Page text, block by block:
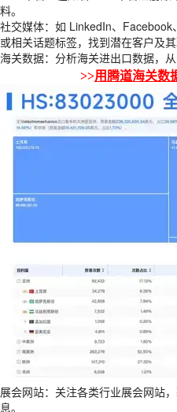
料。
社交媒体：如 LinkedIn、
或相关话题标签，找到潜在客户及其
海关数据：分析海关进出口数据，
>>用腾道海关数
展会网站：关注各类行业展会网站
息。